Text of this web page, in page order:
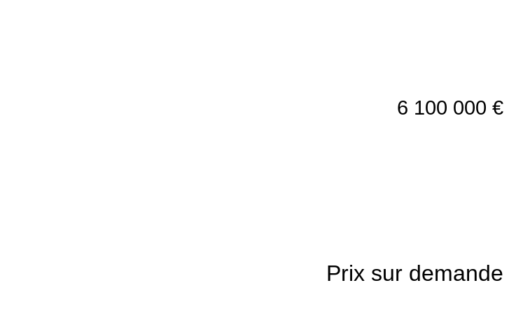
6 100 000 €
Prix sur demande